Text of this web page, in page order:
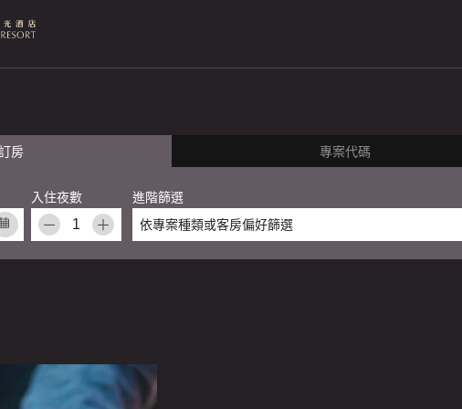
房
入住夜數
－
＋
進階篩選
依專案種類或客房偏好篩選
專案代碼